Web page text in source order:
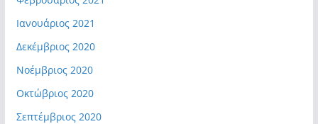
Ιανουάριος 2021
Δεκέμβριος 2020
Νοέμβριος 2020
Οκτώβριος 2020
Σεπτέμβριος 2020